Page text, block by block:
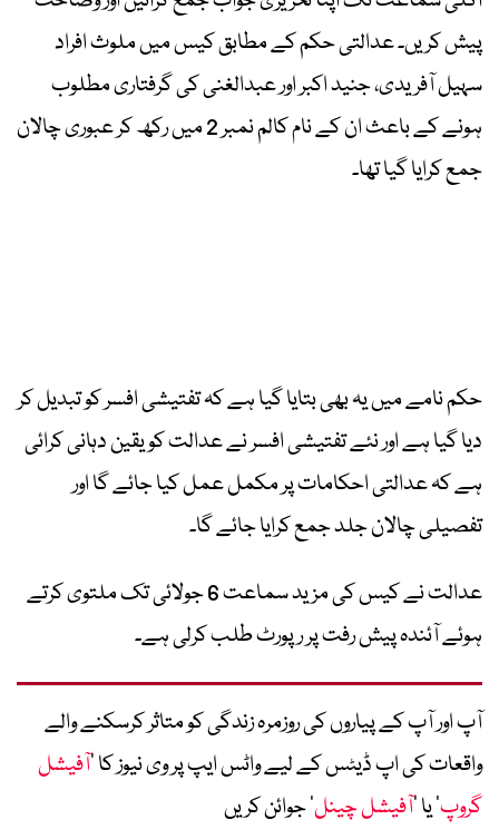
پیش کریں۔ عدالتی حکم کے مطابق کیس میں ملوث افراد
سہیل آفریدی، جنید اکبر اور عبدالغنی کی گرفتاری مطلوب
ہونے کے باعث ان کے نام کالم نمبر 2 میں رکھ کر عبوری چالان
جمع کرایا گیا تھا۔
حکم نامے میں یہ بھی بتایا گیا ہے کہ تفتیشی افسر کو تبدیل کر
دیا گیا ہے اور نئے تفتیشی افسر نے عدالت کو یقین دہانی کرائی
ہے کہ عدالتی احکامات پر مکمل عمل کیا جائے گا اور
تفصیلی چالان جلد جمع کرایا جائے گا۔
عدالت نے کیس کی مزید سماعت 6 جولائی تک ملتوی کرتے
ہوئے آئندہ پیش رفت پر رپورٹ طلب کرلی ہے۔
آپ اور آپ کے پیاروں کی روزمرہ زندگی کو متاثر کرسکنے والے
واقعات کی اپ ڈیٹس کے لیے واٹس ایپ پر وی نیوز کا ’آفیشل
گروپ‘ یا ’آفیشل چینل‘ جوائن کریں